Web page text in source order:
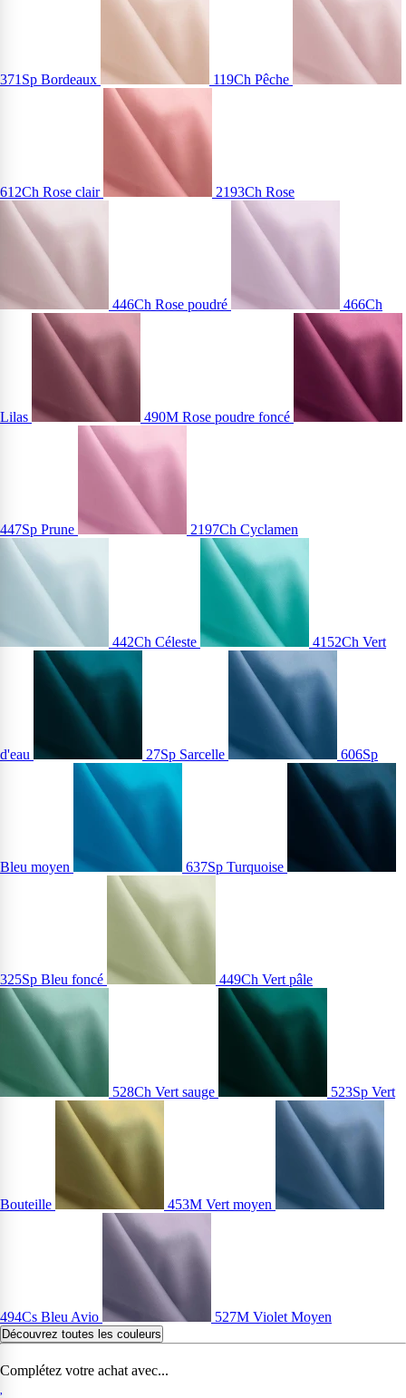
371Sp Bordeaux 119Ch Pêche
612Ch Rose clair 2193Ch Rose
446Ch Rose poudré 466Ch
Lilas 490M Rose poudre foncé
447Sp Prune 2197Ch Cyclamen
442Ch Céleste 4152Ch Vert
d'eau 27Sp Sarcelle 606Sp
Bleu moyen 637Sp Turquoise
325Sp Bleu foncé 449Ch Vert pâle
528Ch Vert sauge 523Sp Vert
Bouteille 453M Vert moyen
494Cs Bleu Avio 527M Violet Moyen
Découvrez toutes les couleurs
Complétez votre achat avec...